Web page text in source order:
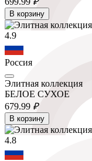
В корзину
4.9
Россия
Элитная коллекция
БЕЛОЕ СУХОЕ
679.99 ₽
В корзину
4.8